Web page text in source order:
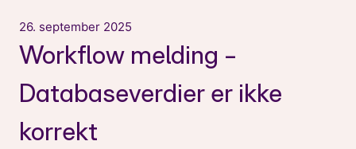
26. september 2025
Workflow melding -
Databaseverdier er ikke
korrekt